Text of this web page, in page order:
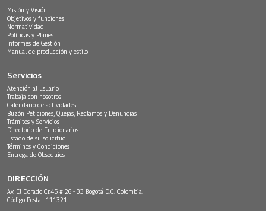
Misión y Visión
Objetivos y funciones
Normatividad
Políticas y Planes
Informes de Gestión
Manual de producción y estilo
Servicios
Atención al usuario
Trabaja con nosotros
Calendario de actividades
Buzón Peticiones, Quejas, Reclamos y Denuncias
Trámites y Servicios
Directorio de Funcionarios
Estado de su solicitud
Términos y Condiciones
Entrega de Obsequios
DIRECCIÓN
Av. El Dorado Cr.45 # 26 - 33 Bogotá D.C. Colombia.
Código Postal: 111321